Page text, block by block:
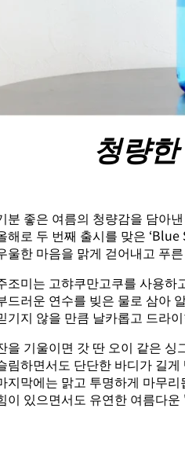
청량
분 좋은 여름의 청량감을 담아
해로 두 번째 출시를 맞은
울한 마음을 맑게 걷어내고 푸
조미는 고햐쿠만고쿠를 사용하
드러운 연수를 빚은 물로 삼아
기지 않을 만큼 날카롭고 드라
을 기울이면 갓 딴 오이 같은 싱
림하면서도 단단한 바디가 길게
지막에는 맑고 투명하게 마무리
이 있으면서도 유연한 여름다